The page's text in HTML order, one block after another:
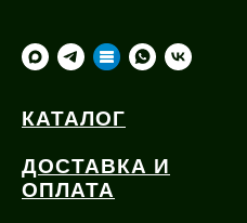
КАТАЛОГ
ДОСТАВКА И
ОПЛАТА